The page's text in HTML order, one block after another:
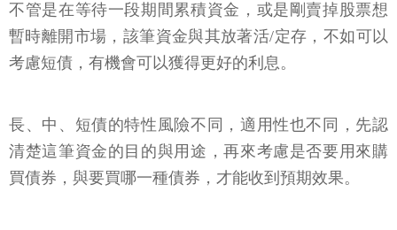
不管是在等待一段期間累積資金，或是剛賣掉股票想
暫時離開市場，該筆資金與其放著活/定存，不如可以
考慮短債，有機會可以獲得更好的利息。
長、中、短債的特性風險不同，適用性也不同，先認
清楚這筆資金的目的與用途，再來考慮是否要用來購
買債券，與要買哪一種債券，才能收到預期效果。